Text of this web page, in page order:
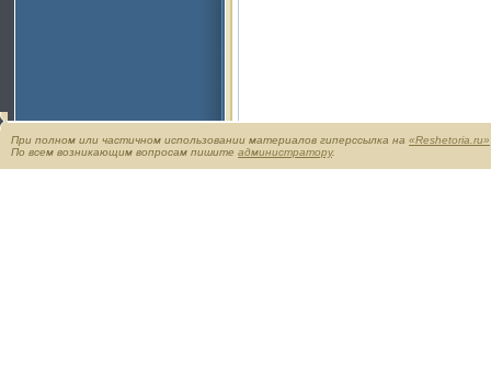
При полном или частичном использовании материалов гиперссылка на «Reshetoria.ru»
По всем возникающим вопросам пишите администратору.